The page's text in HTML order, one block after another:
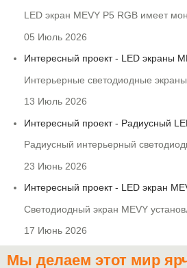
LED экран для вокзала РЖД
Состоит из 8-ти частей и
LED экран для посольства США
посольства США в Москве.
LED экран для МИНОБОРОНЫ
LED экран MEVY P5 RGB имеет
05 Июль 2026
Интересный проект - LED экраны
Интерьерные светодиодные экраны
13 Июль 2026
Интересный проект - Радиусный
Радиусный интерьерный
23 Июнь 2026
Интересный проект - LED экран
Светодиодный экран MEVY
17 Июнь 2026
Мы делаем этот мир